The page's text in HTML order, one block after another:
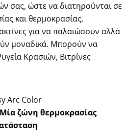
σας, ώστε να διατηρούνται σε
και θερμοκρασίας,
για να παλαιώσουν αλλά
μοναδικά. Μπορούν να
Κρασιών, Βιτρίνες
Arc Color
Μία ζώνη θερμοκρασίας